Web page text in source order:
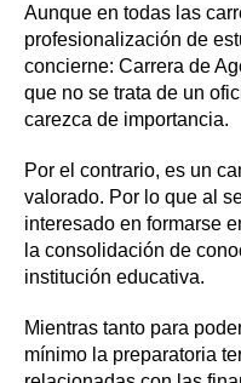
Aunque en todas las
profesionalización de
concierne: Carrera de
que no se trata de un
carezca de importancia.
Por el contrario, es un
valorado. Por lo que al
interesado en formarse
la consolidación de
institución educativa.
Mientras tanto para
mínimo la preparatoria